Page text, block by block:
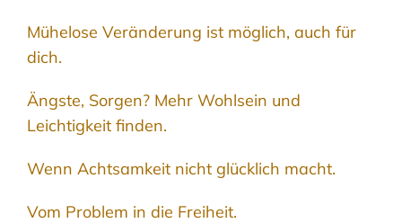
Mühelose Veränderung ist möglich, auch für
dich.
Ängste, Sorgen? Mehr Wohlsein und
Leichtigkeit finden.
Wenn Achtsamkeit nicht glücklich macht.
Vom Problem in die Freiheit.